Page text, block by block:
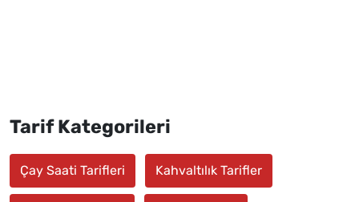
Tarif Kategorileri
Çay Saati Tarifleri Kahvaltılık Tarifler